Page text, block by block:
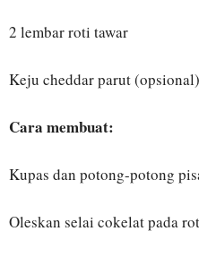
2 lembar roti tawar
Keju cheddar parut (opsional)
Cara membuat:
Kupas dan potong-potong
Oleskan selai cokelat pada